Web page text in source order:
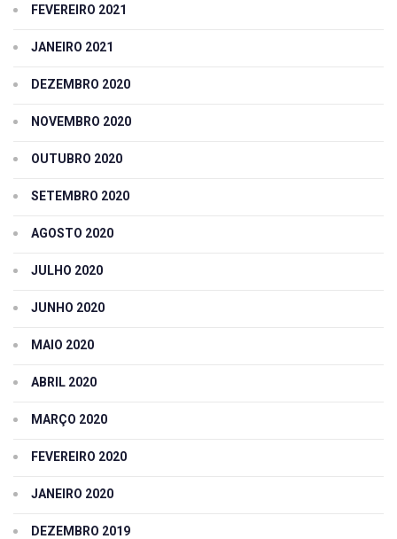
FEVEREIRO 2021
JANEIRO 2021
DEZEMBRO 2020
NOVEMBRO 2020
OUTUBRO 2020
SETEMBRO 2020
AGOSTO 2020
JULHO 2020
JUNHO 2020
MAIO 2020
ABRIL 2020
MARÇO 2020
FEVEREIRO 2020
JANEIRO 2020
DEZEMBRO 2019